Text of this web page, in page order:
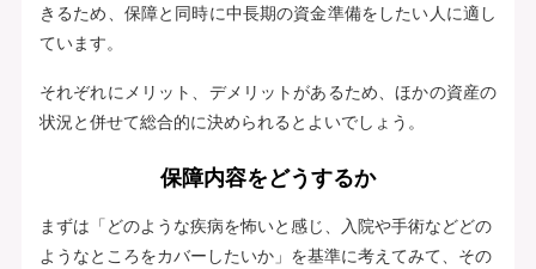
きるため、保障と同時に中長期の資金準備をしたい人に適し
ています。
それぞれにメリット、デメリットがあるため、ほかの資産の
状況と併せて総合的に決められるとよいでしょう。
保障内容をどうするか
まずは「どのような疾病を怖いと感じ、入院や手術などどの
ようなところをカバーしたいか」を基準に考えてみて、その